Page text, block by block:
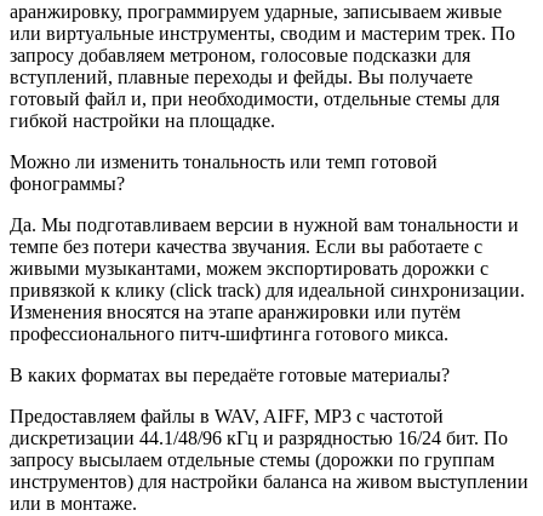
аранжировку, программируем ударные, записываем живые
или виртуальные инструменты, сводим и мастерим трек. По
запросу добавляем метроном, голосовые подсказки для
вступлений, плавные переходы и фейды. Вы получаете
готовый файл и, при необходимости, отдельные стемы для
гибкой настройки на площадке.
Можно ли изменить тональность или темп готовой
фонограммы?
Да. Мы подготавливаем версии в нужной вам тональности и
темпе без потери качества звучания. Если вы работаете с
живыми музыкантами, можем экспортировать дорожки с
привязкой к клику (click track) для идеальной синхронизации.
Изменения вносятся на этапе аранжировки или путём
профессионального питч-шифтинга готового микса.
В каких форматах вы передаёте готовые материалы?
Предоставляем файлы в WAV, AIFF, MP3 с частотой
дискретизации 44.1/48/96 кГц и разрядностью 16/24 бит. По
запросу высылаем отдельные стемы (дорожки по группам
инструментов) для настройки баланса на живом выступлении
или в монтаже.